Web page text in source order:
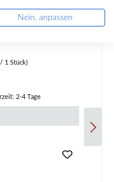
1 Stück)
Preis:
2-4 Tage
Nein, anpassen